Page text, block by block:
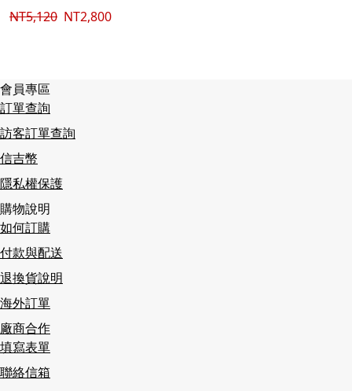
NT5,120 NT2,800
會員專區
訂單查詢
訪客訂單查詢
信吉幣
隱私權保護
購物說明
如何訂購
付款與配送
退換貨說明
海外訂單
廠商合作
填寫表單
聯絡信箱